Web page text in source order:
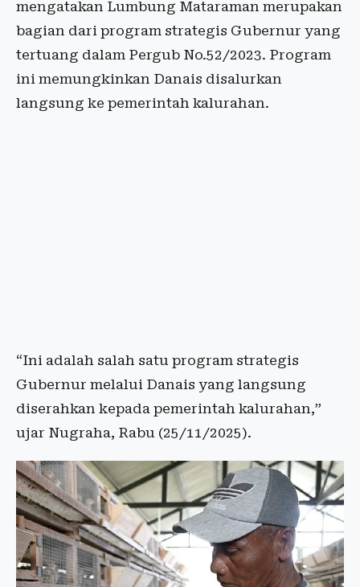
mengatakan Lumbung Mataraman merupakan
bagian dari program strategis Gubernur yang
tertuang dalam Pergub No.52/2023. Program
ini memungkinkan Danais disalurkan
langsung ke pemerintah kalurahan.
“Ini adalah salah satu program strategis
Gubernur melalui Danais yang langsung
diserahkan kepada pemerintah kalurahan,”
ujar Nugraha, Rabu (25/11/2025).